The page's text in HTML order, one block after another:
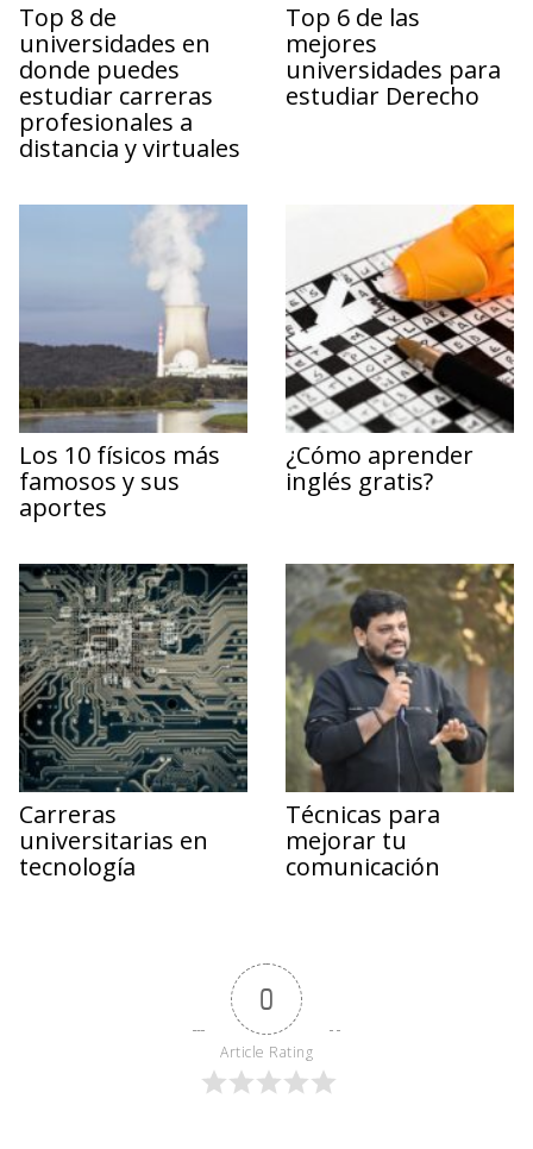
Top 8 de
universidades en
donde puedes
estudiar carreras
profesionales a
distancia y virtuales
Top 6 de las
mejores
universidades para
estudiar Derecho
Los 10 físicos más
famosos y sus
aportes
¿Cómo aprender
inglés gratis?
Carreras
universitarias en
tecnología
Técnicas para
mejorar tu
comunicación
0
Article Rating